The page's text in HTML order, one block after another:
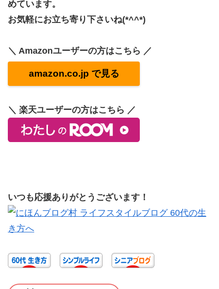
めています。
お気軽にお立ち寄り下さいね(*^^*)
＼ Amazonユーザーの方はこちら ／
amazon.co.jp で見る
＼ 楽天ユーザーの方はこちら ／
いつも応援ありがとうございます！